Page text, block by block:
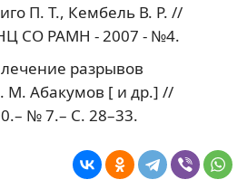
П. Т., Кембель В. Р. //
СО РАМН - 2007 - №4.
разрывов
Абакумов [ и др.] //
№ 7.– С. 28–33.